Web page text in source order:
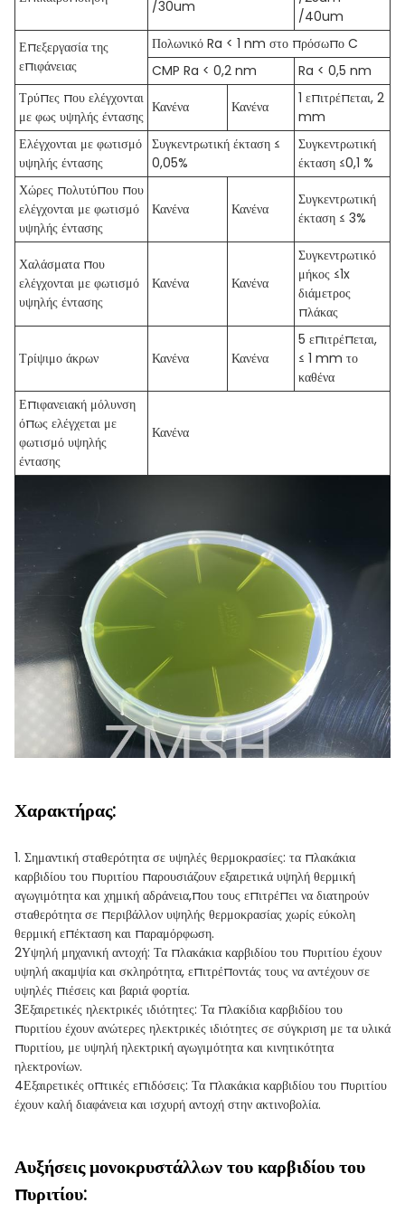
/30um
/40um
Επεξεργασία της
επιφάνειας
Πολωνικό Ra < 1 nm στο πρόσωπο C
CMP Ra < 0,2 nm
Ra < 0,5 nm
Τρύπες που ελέγχονται
με φως υψηλής έντασης
Κανένα Κανένα
1 επιτρέπεται, 2
mm
Ελέγχονται με φωτισμό
υψηλής έντασης
Συγκεντρωτική έκταση ≤
0,05%
Συγκεντρωτική
έκταση ≤0,1 %
Χώρες πολυτύπου που
ελέγχονται με φωτισμό
υψηλής έντασης
Κανένα Κανένα
Συγκεντρωτική
έκταση ≤ 3%
Χαλάσματα που
ελέγχονται με φωτισμό
υψηλής έντασης
Κανένα Κανένα
Συγκεντρωτικό
μήκος ≤1x
διάμετρος
πλάκας
Τρίψιμο άκρων Κανένα Κανένα
5 επιτρέπεται,
≤ 1 mm το
καθένα
Επιφανειακή μόλυνση
όπως ελέγχεται με
φωτισμό υψηλής
έντασης
Κανένα
Χαρακτήρας:
1. Σημαντική σταθερότητα σε υψηλές θερμοκρασίες: τα πλακάκια
καρβιδίου του πυριτίου παρουσιάζουν εξαιρετικά υψηλή θερμική
αγωγιμότητα και χημική αδράνεια,που τους επιτρέπει να διατηρούν
σταθερότητα σε περιβάλλον υψηλής θερμοκρασίας χωρίς εύκολη
θερμική επέκταση και παραμόρφωση.
2Υψηλή μηχανική αντοχή: Τα πλακάκια καρβιδίου του πυριτίου έχουν
υψηλή ακαμψία και σκληρότητα, επιτρέποντάς τους να αντέχουν σε
υψηλές πιέσεις και βαριά φορτία.
3Εξαιρετικές ηλεκτρικές ιδιότητες: Τα πλακίδια καρβιδίου του
πυριτίου έχουν ανώτερες ηλεκτρικές ιδιότητες σε σύγκριση με τα υλικά
πυριτίου, με υψηλή ηλεκτρική αγωγιμότητα και κινητικότητα
ηλεκτρονίων.
4Εξαιρετικές οπτικές επιδόσεις: Τα πλακάκια καρβιδίου του πυριτίου
έχουν καλή διαφάνεια και ισχυρή αντοχή στην ακτινοβολία.
Αυξήσεις μονοκρυστάλλων του καρβιδίου του
πυριτίου: